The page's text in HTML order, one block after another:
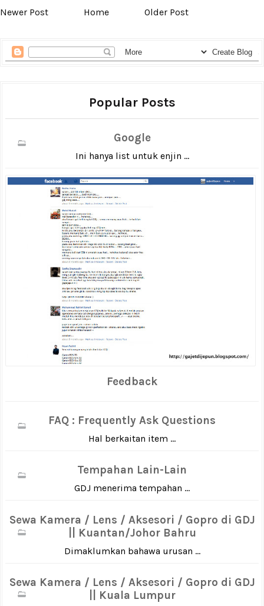
Newer Post Home Older Post
Popular Posts
Google
Ini hanya list untuk enjin ...
Feedback
FAQ : Frequently Ask Questions
Hal berkaitan item ...
Tempahan Lain-Lain
GDJ menerima tempahan ...
Sewa Kamera / Lens / Aksesori / Gopro di GDJ
|| Kuantan/Johor Bahru
Dimaklumkan bahawa urusan ...
Sewa Kamera / Lens / Aksesori / Gopro di GDJ
|| Kuala Lumpur